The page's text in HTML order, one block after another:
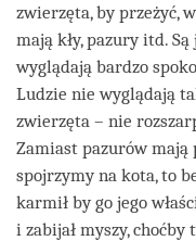
zwierzęta, by przeżyć,
mają kły, pazury itd.
wyglądają bardzo
Ludzie nie wyglądają
zwierzęta – nie
Zamiast pazurów
spojrzymy na kota, to
karmił by go jego
i zabijał myszy,